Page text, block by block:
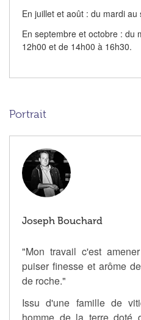
En juillet et août : du mardi
En septembre et octobre : du
12h00 et de 14h00 à 16h30.
Portrait
Joseph Bouchard
"Mon travail c'est
puiser finesse et arôme
de roche."
Issu d'une famille de
homme de la terre doté